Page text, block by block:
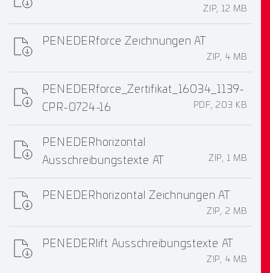
ZIP, 12 MB
PENEDERforce Zeichnungen AT
ZIP, 4 MB
PENEDERforce_Zertifikat_16034_1139-
CPR-0724-16
PDF, 203 KB
PENEDERhorizontal
Ausschreibungstexte AT
ZIP, 1 MB
PENEDERhorizontal Zeichnungen AT
ZIP, 2 MB
PENEDERlift Ausschreibungstexte AT
ZIP, 4 MB